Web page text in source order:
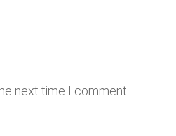
next time I comment.